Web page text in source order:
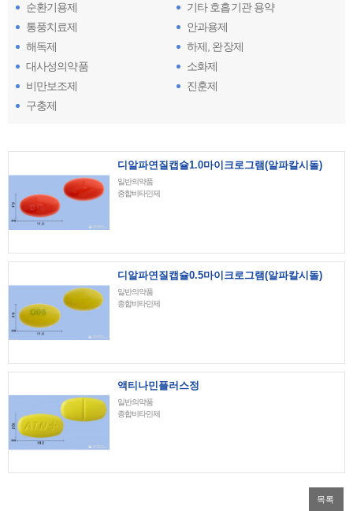
순환기용제
기타 호흡기관 용약
통풍치료제
안과용제
해독제
하제, 완장제
대사성의약품
소화제
비만보조제
진훈제
구충제
디알파연질캡슐1.0마이크로그램(알파칼시돌)
일반의약품
종합비타민제
디알파연질캡슐0.5마이크로그램(알파칼시돌)
일반의약품
종합비타민제
액티나민플러스정
일반의약품
종합비타민제
목록